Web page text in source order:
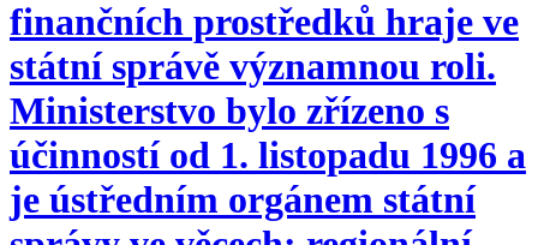
finančních prostředků hraje ve
státní správě významnou roli.
Ministerstvo bylo zřízeno s
účinností od 1. listopadu 1996 a
je ústředním orgánem státní